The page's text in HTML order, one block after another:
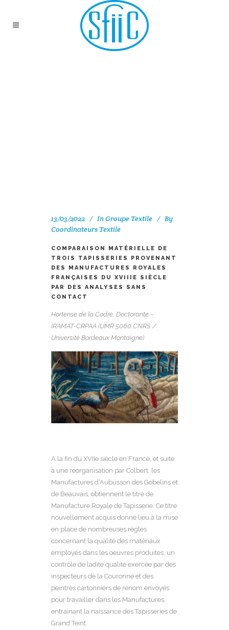
13/03/2022 InGroupe Textile
By
Coordinateurs Textile
COMPARAISON MATÉRIELLE DE
TROIS TAPISSERIES PROVENANT
DES MANUFACTURES ROYALES
FRANÇAISES DU XVIIIE SIÈCLE
PAR DES ANALYSES SANS
CONTACT
Hortense de la Codre, Doctorante –
IRAMAT-CRPAA (UMR 5060 CNRS /
Université Bordeaux Montaigne)
A la fin du XVIIe siècle en France, et suite
à une réorganisation par Colbert, les
Manufactures d’Aubusson des Gobelins et
de Beauvais, obtiennent le titre de
Manufacture Royale de Tapisserie. Ce titre
nouvellement acquis donne lieu à la mise
en place de nombreuses règles
concernant la qualité des matériaux
employés dans les oeuvres produites, un
contrôle de ladite qualité exercée par des
inspecteurs de la Couronne et des
peintres cartonniers de renom envoyés
pour travailler dans les Manufactures,
entrainant la naissance des Tapisseries de
Grand Teint.